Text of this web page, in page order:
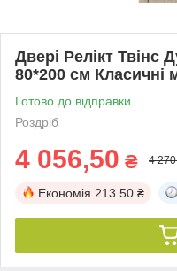
Двері Релікт Твінс
80*200 см Класичні
Готово до відправки
Роздріб
4 056,50 ₴ 4
Економія 213.50 ₴